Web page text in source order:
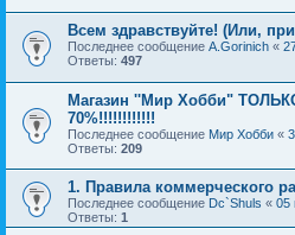
Всем здравствуйте! (Или,
Последнее сообщение A.Gorinich «
Ответы: 497
Магазин ''Мир Хобби"
70%!!!!!!!!!!!!
Последнее сообщение Мир Хобби «
Ответы: 209
1. Правила коммерческого
Последнее сообщение Dc`Shuls « 05
Ответы: 1